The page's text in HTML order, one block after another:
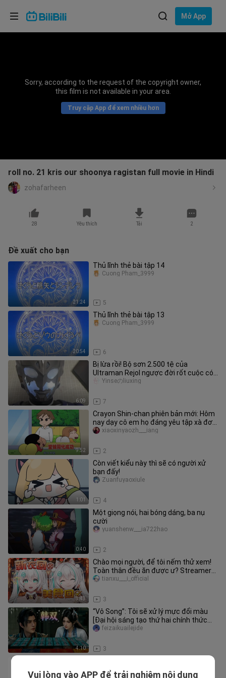
Mở App
Sorry, according to the request of the copyright owner,
this film is not available in your area.
Truy cập App để xem nhiều hơn
roll no. 21 kris our shoonya ragistan full movie in Hindi
zohafarheen
28 Yêu thích Tải 2
Đề xuất cho bạn
21:24
Thủ lĩnh thẻ bài tập 14
5
Cuong Pham_3999
20:54
Thủ lĩnh thẻ bài tập 13
6
Cuong Pham_3999
6:09
Bị lừa rồi! Bộ sơn 2.500 tệ của
Ultraman Rejol ngược đời rốt cuộc có
chuyện gì vậy?
7
Yinseのliuxing
9:52
Crayon Shin-chan phiên bản mới: Hôm
nay dạy cô em họ đáng yêu tập xà đơn
đấy!
2
xiaoxinyaozh___iang
1:01
Còn viết kiểu này thì sẽ có người xử
bạn đấy!
4
Zuanfuyaoxiule
0:40
Một giọng nói, hai bóng dáng, ba nụ
cười
2
yuanshenw___ia722hao
3:43
Chào mọi người, để tôi nếm thử xem!
Toàn thân đều ăn được ư? Streamer
chuyên về đồ ăn đã xuất hiện
3
tianxu___i_official
4:10
“Vô Song”: Tôi sẽ xử lý mực đổi màu
[Đại hội sáng tạo thứ hai chính thức
của Phàm Nhân]
3
feizaikuailejide
mươi chín triệu chín trăm chín mươi
Vui lòng vào APP để trải nghiệm nội dung
Lựa chọn ngôn ngữ
Bahasa Indonesia